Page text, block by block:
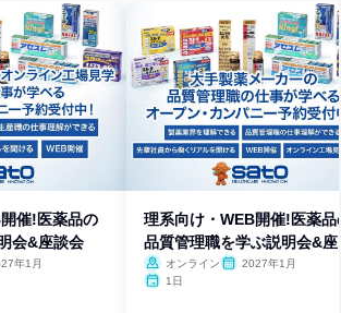
催!医薬品の
会&座談会
年1月
理系向け・WEB開催!医薬品
品質管理職を学ぶ説明会&座
会
オンライン
2027年1月
1日